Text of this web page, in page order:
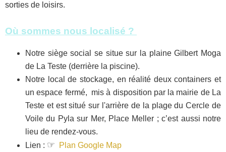
sorties de loisirs.
Où sommes nous localisé ?
Notre siège social se situe sur la plaine Gilbert Moga
de La Teste (derrière la piscine).
Notre local de stockage, en réalité deux containers et
un espace fermé, mis à disposition par la mairie de La
Teste et est situé sur l'arrière de la plage du Cercle de
Voile du Pyla sur Mer, Place Meller ; c’est aussi notre
lieu de rendez-vous.
Lien : ☞ Plan Google Map